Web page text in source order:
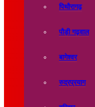
पिथौरागढ़
पौड़ी गढ़वाल
बागेश्वर
रुद्रप्रयाग